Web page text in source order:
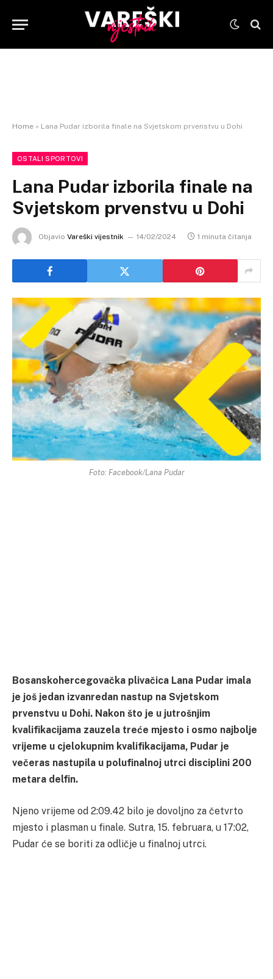
Home » Lana Pudar izborila finale na Svjetskom prvenstvu u Dohi
OSTALI SPORTOVI
Lana Pudar izborila finale na
Svjetskom prvenstvu u Dohi
Objavio Vareški vijestnik 14/02/2024 1 minuta čitanja
Foto: Facebook/Lana Pudar
Bosanskohercegovačka plivačica Lana Pudar imala
je još jedan izvanredan nastup na Svjetskom
prvenstvu u Dohi. Nakon što je u jutrošnjim
kvalifikacijama zauzela treće mjesto i osmo najbolje
vrijeme u cjelokupnim kvalifikacijama, Pudar je
večeras nastupila u polufinalnoj utrci disciplini 200
metara delfin.
Njeno vrijeme od 2:09.42 bilo je dovoljno za četvrto
mjesto i plasman u finale. Sutra, 15. februara, u 17:02,
Pudar će se boriti za odličje u finalnoj utrci.